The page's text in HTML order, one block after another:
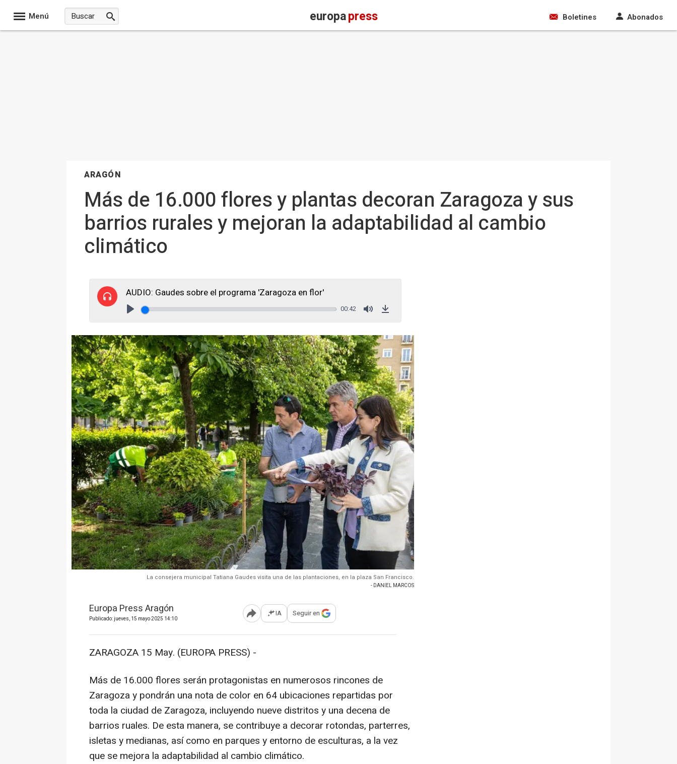
Menú europapress Boletines Abonados
ARAGÓN
Más de 16.000 flores y plantas decoran Zaragoza y sus
barrios rurales y mejoran la adaptabilidad al cambio
climático
AUDIO: Gaudes sobre el programa 'Zaragoza en flor'
00:42
La consejera municipal Tatiana Gaudes visita una de las plantaciones, en la plaza San Francisco.
- DANIEL MARCOS
Europa Press Aragón
Publicado: jueves, 15 mayo 2025 14:10 Abrir opciones para compartir
IA Seguir en
ZARAGOZA 15 May. (EUROPA PRESS) -
Más de 16.000 flores serán protagonistas en numerosos rincones de
Zaragoza y pondrán una nota de color en 64 ubicaciones repartidas por
toda la ciudad de Zaragoza, incluyendo nueve distritos y una decena de
barrios ruales. De esta manera, se contribuye a decorar rotondas, parterres,
isletas y medianas, así como en parques y entorno de esculturas, a la vez
que se mejora la adaptabilidad al cambio climático.